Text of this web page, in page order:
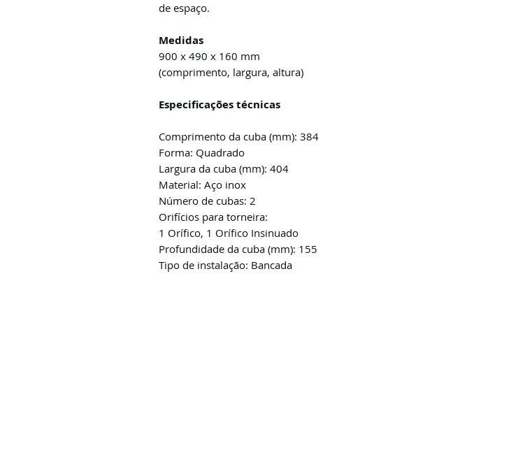
de espaço.
Medidas
900 x 490 x 160 mm
(comprimento, largura, altura)
Especificações técnicas
Comprimento da cuba (mm): 384
Forma: Quadrado
Largura da cuba (mm): 404
Material: Aço inox
Número de cubas: 2
Orifícios para torneira:
1 Orífico, 1 Orífico Insinuado
Profundidade da cuba (mm): 155
Tipo de instalação: Bancada